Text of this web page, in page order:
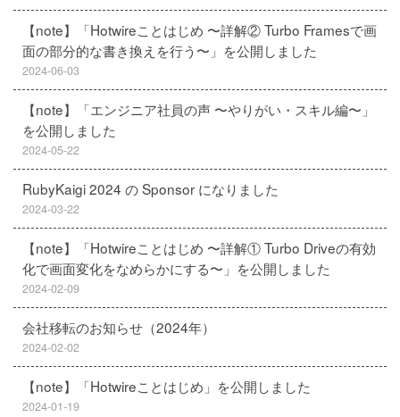
【note】「Hotwireことはじめ 〜詳解② Turbo Framesで画
面の部分的な書き換えを行う〜」を公開しました
2024-06-03
【note】「エンジニア社員の声 〜やりがい・スキル編〜」
を公開しました
2024-05-22
RubyKaigi 2024 の Sponsor になりました
2024-03-22
【note】「Hotwireことはじめ 〜詳解① Turbo Driveの有効
化で画面変化をなめらかにする〜」を公開しました
2024-02-09
会社移転のお知らせ（2024年）
2024-02-02
【note】「Hotwireことはじめ」を公開しました
2024-01-19